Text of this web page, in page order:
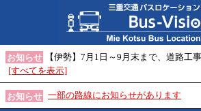
お知らせ
【伊勢】7月1日～9月末まで、道路工
[すべてを表示]
お知らせ 一部の路線にお知らせがあります